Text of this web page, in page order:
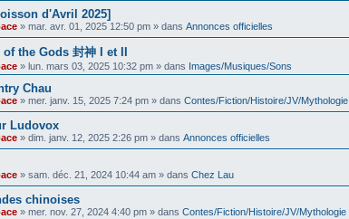
d'Avril 2025]
» mar. avr. 01, 2025 12:50 pm » dans Annonces officielles
the Gods 封神 I et II
» lun. mars 03, 2025 10:32 pm » dans Images/Musiques/Sons
Chau
» mer. janv. 15, 2025 7:24 pm » dans Contes/Fiction/Histoire/JV/Mythologie
Ludovox
» dim. janv. 12, 2025 2:26 pm » dans Annonces officielles
» sam. déc. 21, 2024 10:44 am » dans Chez Lau
chinoises
» mer. nov. 27, 2024 4:40 pm » dans Contes/Fiction/Histoire/JV/Mythologie